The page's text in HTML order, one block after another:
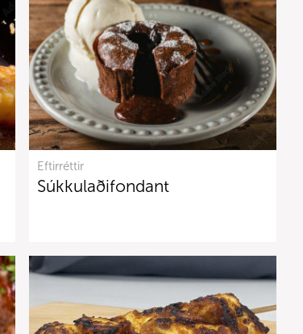
Eftirréttir
Súkkulaðifondant